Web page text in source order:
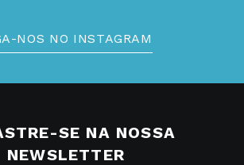
NOS NO INSTAGRAM
SE NA NOSSA
NEWSLETTER